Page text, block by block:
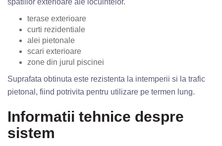
spatiilor exterioare ale locuintelor.
terase exterioare
curti rezidentiale
alei pietonale
scari exterioare
zone din jurul piscinei
Suprafata obtinuta este rezistenta la intemperii si la trafic
pietonal, fiind potrivita pentru utilizare pe termen lung.
Informatii tehnice despre
sistem